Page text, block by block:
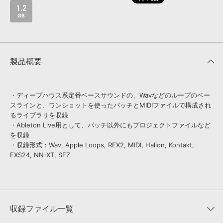
SLS
1.2
GB
製品概要
・ディープハウス系定番ベースサウンドの、Wavなどのループのベー
スラインと、ワンショットを使ったパッチとMIDIファイルで構成され
るライブラリを収録
・Ableton Live用として、パッチ以外にもプロジェクトファイルなど
を収録
・収録形式：Wav, Apple Loops, REX2, MIDI, Halion, Kontakt,
EXS24, NN-XT, SFZ
収録ファイル一覧